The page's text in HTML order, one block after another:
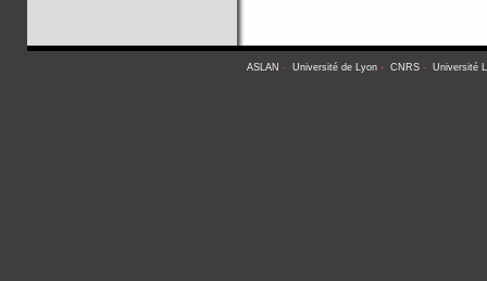
ASLAN - Université de Lyon- CNRS- Université